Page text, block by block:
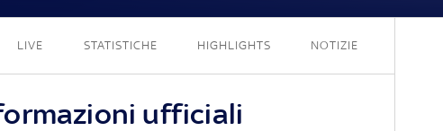
LIVE STATISTICHE HIGHLIGHTS NOTIZIE
ufficiali